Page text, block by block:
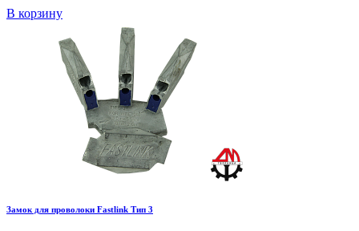
В корзину
Замок для проволоки Fastlink Тип 3